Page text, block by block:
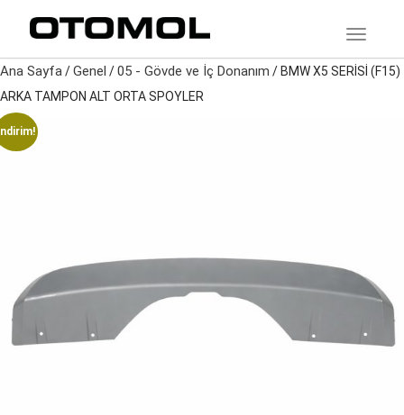
Ana Sayfa/Genel /05 - Gövde ve İç Donanım / BMW X5 SERİSİ (F15)
ARKA TAMPON ALT ORTA SPOYLER